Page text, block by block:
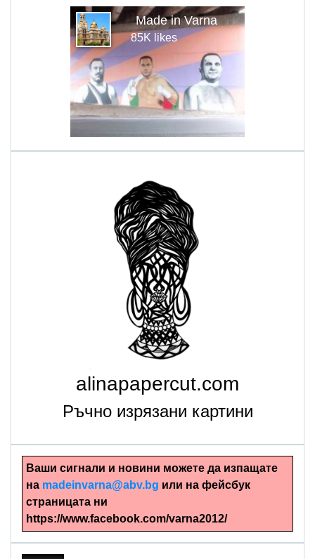
Made in Varna
85K likes
alinapapercut.com
Ръчно изрязани картини
Ваши сигнали и новини можете да изпащате
на madeinvarna@abv.bg или на фейсбук
страницата ни
https://www.facebook.com/varna2012/